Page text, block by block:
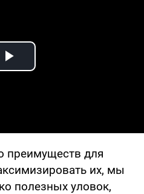
Play Video
преимуществ для
их, мы
полезных уловок,